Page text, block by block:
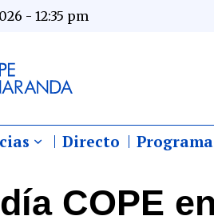
- 12:35 pm
Directo
COPE